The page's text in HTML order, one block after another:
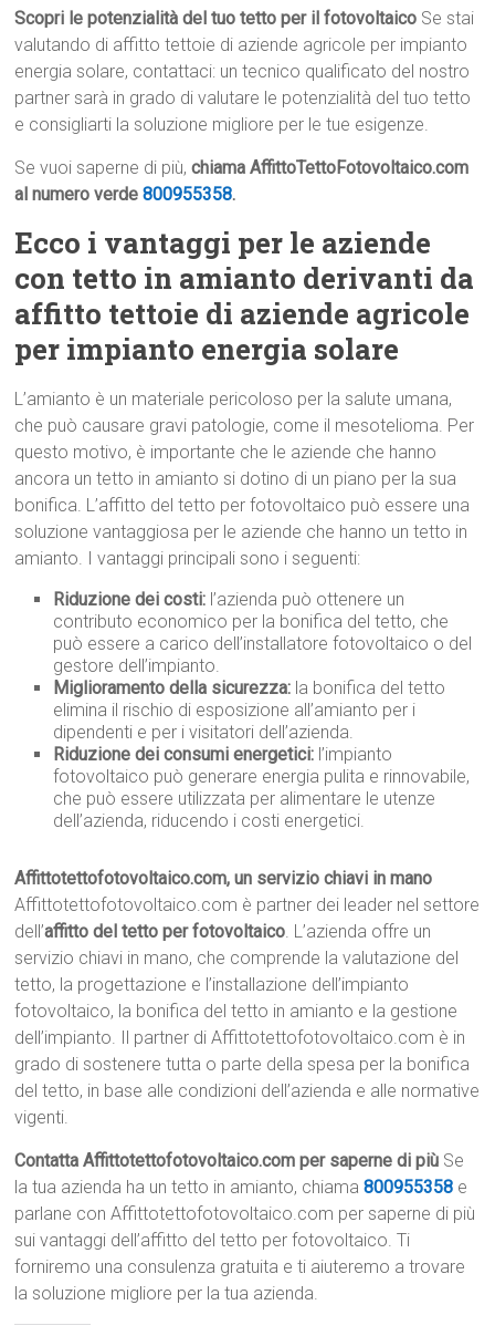
Scopri le potenzialità del tuo tetto per il fotovoltaico Se stai
valutando di affitto tettoie di aziende agricole per impianto
energia solare, contattaci: un tecnico qualificato del nostro
partner sarà in grado di valutare le potenzialità del tuo tetto
e consigliarti la soluzione migliore per le tue esigenze.
Se vuoi saperne di più,chiama AffittoTettoFotovoltaico.com
al numero verde800955358.
Ecco i vantaggi per le aziende
con tetto in amianto derivanti da
affitto tettoie di aziende agricole
per impianto energia solare
L’amianto è un materiale pericoloso per la salute umana,
che può causare gravi patologie, come il mesotelioma. Per
questo motivo, è importante che le aziende che hanno
ancora un tetto in amianto si dotino di un piano per la sua
bonifica. L’affitto del tetto per fotovoltaico può essere una
soluzione vantaggiosa per le aziende che hanno un tetto in
amianto. I vantaggi principali sono i seguenti:
Riduzione dei costi: l’azienda può ottenere un
contributo economico per la bonifica del tetto, che
può essere a carico dell’installatore fotovoltaico o del
gestore dell’impianto.
Miglioramento della sicurezza: la bonifica del tetto
elimina il rischio di esposizione all’amianto per i
dipendenti e per i visitatori dell’azienda.
Riduzione dei consumi energetici: l’impianto
fotovoltaico può generare energia pulita e rinnovabile,
che può essere utilizzata per alimentare le utenze
dell’azienda, riducendo i costi energetici.
Affittotettofotovoltaico.com, un servizio chiavi in mano
Affittotettofotovoltaico.com è partner dei leader nel settore
dell’affitto del tetto per fotovoltaico. L’azienda offre un
servizio chiavi in mano, che comprende la valutazione del
tetto, la progettazione e l’installazione dell’impianto
fotovoltaico, la bonifica del tetto in amianto e la gestione
dell’impianto. Il partner di Affittotettofotovoltaico.com è in
grado di sostenere tutta o parte della spesa per la bonifica
del tetto, in base alle condizioni dell’azienda e alle normative
vigenti.
Contatta Affittotettofotovoltaico.com per saperne di più Se
la tua azienda ha un tetto in amianto, chiama800955358 e
parlane con Affittotettofotovoltaico.com per saperne di più
sui vantaggi dell’affitto del tetto per fotovoltaico. Ti
forniremo una consulenza gratuita e ti aiuteremo a trovare
la soluzione migliore per la tua azienda.